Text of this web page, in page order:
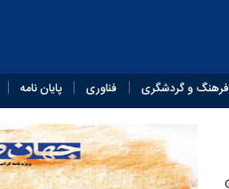
فرهنگ و گردشگری فناوری پایان‌ نامه